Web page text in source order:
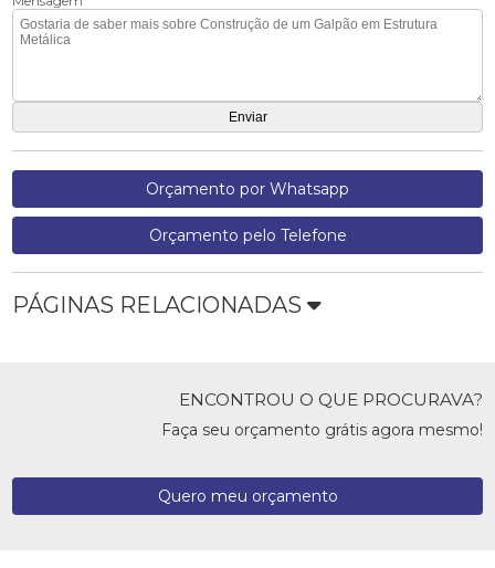
Orçamento por Whatsapp
Orçamento pelo Telefone
PÁGINAS RELACIONADAS
ENCONTROU O QUE PROCURAVA?
Faça seu orçamento grátis agora mesmo!
Quero meu orçamento